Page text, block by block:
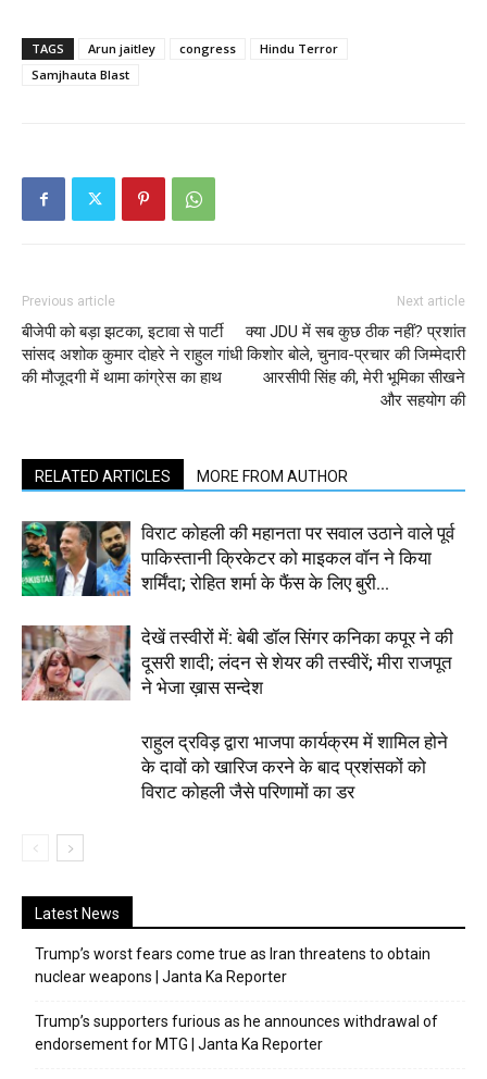
TAGS Arun jaitley congress
Hindu Terror
Samjhauta Blast
Previous article
बीजेपी को बड़ा झटका, इटावा से पार्टी
सांसद अशोक कुमार दोहरे ने राहुल गांधी
की मौजूदगी में थामा कांग्रेस का हाथ
Next article
क्या JDU में सब कुछ ठीक नहीं? प्रशांत
किशोर बोले, चुनाव-प्रचार की जिम्मेदारी
आरसीपी सिंह की, मेरी भूमिका सीखने
और सहयोग की
RELATED ARTICLES MORE FROM AUTHOR
विराट कोहली की महानता पर सवाल उठाने वाले पूर्व
पाकिस्तानी क्रिकेटर को माइकल वॉन ने किया
शर्मिंदा; रोहित शर्मा के फैंस के लिए बुरी...
देखें तस्वीरों में: बेबी डॉल सिंगर कनिका कपूर ने की
दूसरी शादी; लंदन से शेयर की तस्वीरें; मीरा राजपूत
ने भेजा ख़ास सन्देश
राहुल द्रविड़ द्वारा भाजपा कार्यक्रम में शामिल होने
के दावों को खारिज करने के बाद प्रशंसकों को
विराट कोहली जैसे परिणामों का डर
Latest News
Trump’s worst fears come true as Iran threatens to obtain
nuclear weapons | Janta Ka Reporter
Trump’s supporters furious as he announces withdrawal of
endorsement for MTG | Janta Ka Reporter